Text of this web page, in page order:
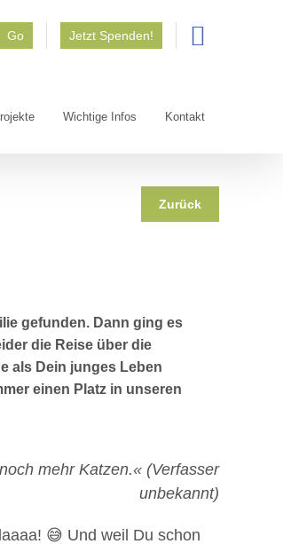
Go Jetzt Spenden!
Wichtige Infos Kontakt
Zurück
gefunden. Dann ging es
die Reise über die
als Dein junges Leben
einen Platz in unseren
mehr Katzen.« (Verfasser
unbekannt)
😅 Und weil Du schon